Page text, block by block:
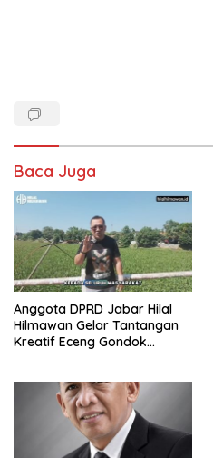
Baca Juga
Anggota DPRD Jabar Hilal
Hilmawan Gelar Tantangan
Kreatif Eceng Gondok